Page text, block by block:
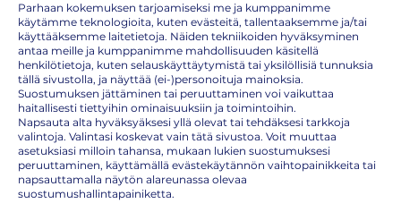
Parhaan kokemuksen tarjoamiseksi me ja kumppanimme
käytämme teknologioita, kuten evästeitä, tallentaaksemme ja/tai
käyttääksemme laitetietoja. Näiden tekniikoiden hyväksyminen
antaa meille ja kumppanimme mahdollisuuden käsitellä
henkilötietoja, kuten selauskäyttäytymistä tai yksilöllisiä tunnuksia
tällä sivustolla, ja näyttää (ei-)personoituja mainoksia.
Suostumuksen jättäminen tai peruuttaminen voi vaikuttaa
haitallisesti tiettyihin ominaisuuksiin ja toimintoihin.
Napsauta alta hyväksyäksesi yllä olevat tai tehdäksesi tarkkoja
valintoja. Valintasi koskevat vain tätä sivustoa. Voit muuttaa
asetuksiasi milloin tahansa, mukaan lukien suostumuksesi
peruuttaminen, käyttämällä evästekäytännön vaihtopainikkeita tai
napsauttamalla näytön alareunassa olevaa
suostumushallintapainiketta.
K-Rauta Kuninkoja
(Itäniityntie 9)
Raisio, Varsinais-Suomi, Suomi
Näytä kartalla
Tulevat tapahtumat